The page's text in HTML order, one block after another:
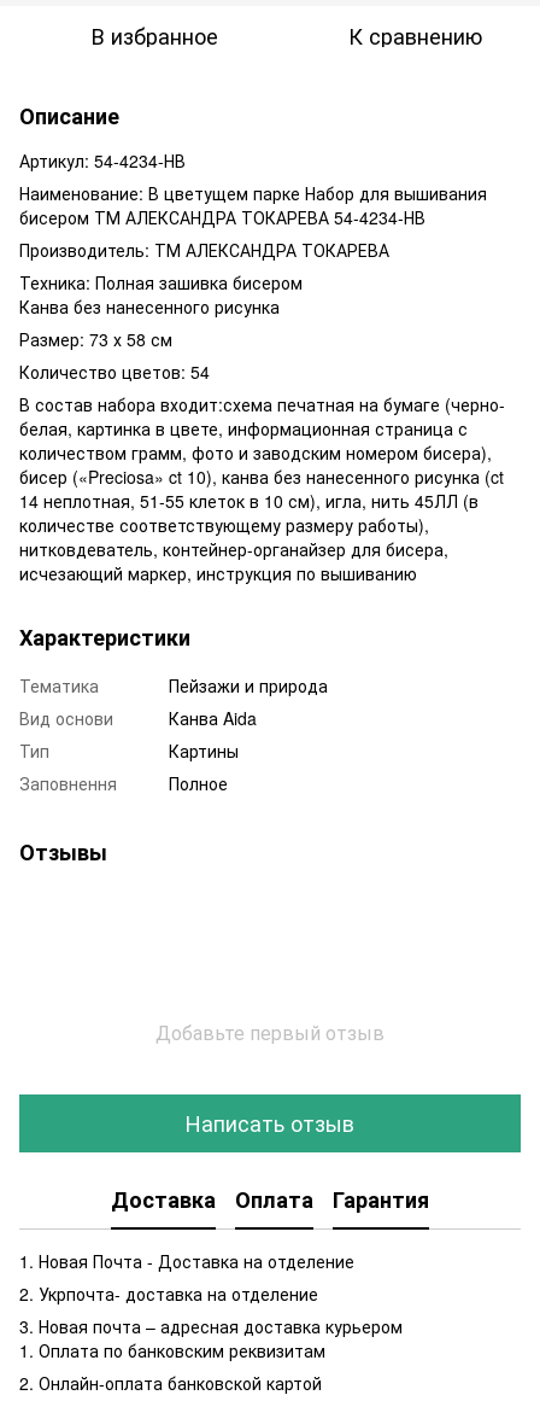
В избранное К сравнению
Описание
Артикул: 54-4234-НВ
Наименование: В цветущем парке Набор для вышивания
бисером ТМ АЛЕКСАНДРА ТОКАРЕВА 54-4234-НВ
Производитель: ТМ АЛЕКСАНДРА ТОКАРЕВА
Техника: Полная зашивка бисером
Канва без нанесенного рисунка
Размер: 73 х 58 см
Количество цветов: 54
В состав набора входит:схема печатная на бумаге (черно-
белая, картинка в цвете, информационная страница с
количеством грамм, фото и заводским номером бисера),
бисер («Preciosa» ct 10), канва без нанесенного рисунка (ct
14 неплотная, 51-55 клеток в 10 см), игла, нить 45ЛЛ (в
количестве соответствующему размеру работы),
нитковдеватель, контейнер-органайзер для бисера,
исчезающий маркер, инструкция по вышиванию
Характеристики
Тематика
Пейзажи и природа
Вид основи
Канва Aida
Тип
Картины
Заповнення
Полное
Отзывы
Добавьте первый отзыв
Написать отзыв
Доставка Оплата Гарантия
1. Новая Почта - Доставка на отделение
2. Укрпочта- доставка на отделение
3. Новая почта – адресная доставка курьером
1. Оплата по банковским реквизитам
2. Онлайн-оплата банковской картой